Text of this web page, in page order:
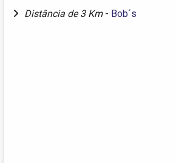
Distância de 3 Km - Bob´s